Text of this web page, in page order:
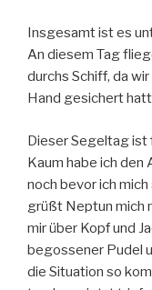
Insgesamt ist es
An diesem Tag
durchs Schiff, da
Hand gesichert
Dieser Segeltag ist
Kaum habe ich
noch bevor ich
grüßt Neptun mich
mir über Kopf und
begossener Pudel
die Situation so